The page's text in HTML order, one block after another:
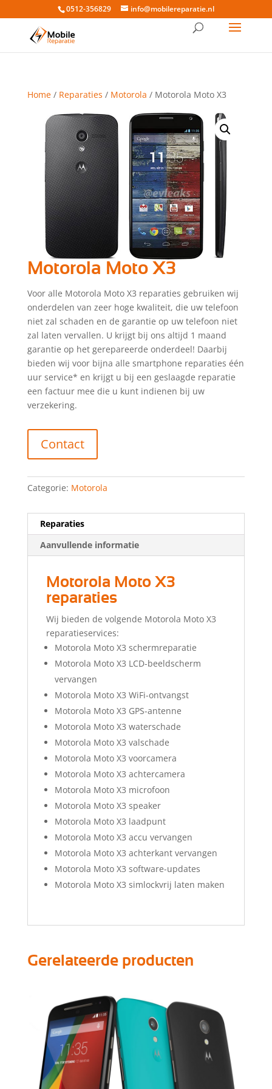
0512-356829 info@mobilereparatie.nl
Home/ Reparaties / Motorola / Motorola Moto X3
Motorola Moto X3
Voor alle Motorola Moto X3 reparaties gebruiken wij
onderdelen van zeer hoge kwaliteit, die uw telefoon
niet zal schaden en de garantie op uw telefoon niet
zal laten vervallen. U krijgt bij ons altijd 1 maand
garantie op het gerepareerde onderdeel! Daarbij
bieden wij voor bijna alle smartphone reparaties één
uur service* en krijgt u bij een geslaagde reparatie
een factuur mee die u kunt indienen bij uw
verzekering.
Contact
Categorie: Motorola
Reparaties
Aanvullende informatie
Motorola Moto X3
reparaties
Wij bieden de volgende Motorola Moto X3
reparatieservices:
Motorola Moto X3 schermreparatie
Motorola Moto X3 LCD-beeldscherm
vervangen
Motorola Moto X3 WiFi-ontvangst
Motorola Moto X3 GPS-antenne
Motorola Moto X3 waterschade
Motorola Moto X3 valschade
Motorola Moto X3 voorcamera
Motorola Moto X3 achtercamera
Motorola Moto X3 microfoon
Motorola Moto X3 speaker
Motorola Moto X3 laadpunt
Motorola Moto X3 accu vervangen
Motorola Moto X3 achterkant vervangen
Motorola Moto X3 software-updates
Motorola Moto X3 simlockvrij laten maken
Gerelateerde producten